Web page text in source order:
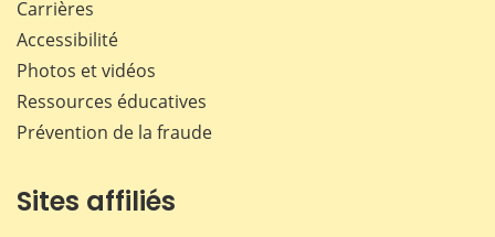
Carrières
Accessibilité
Photos et vidéos
Ressources éducatives
Prévention de la fraude
Sites affiliés